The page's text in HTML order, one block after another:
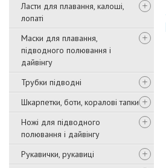
Ласти для плавання, калоші,
лопаті
Маски для плавання,
підводного полювання і
дайвінгу
Трубки підводні
Шкарпетки, боти, коралові тапки
Ножі для підводного
полювання і дайвінгу
Рукавички, рукавиці